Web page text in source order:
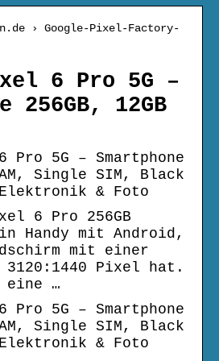
› Google-Pixel-Factory-
6 Pro 5G –
256GB, 12GB
Pro 5G – Smartphone
Single SIM, Black
& Foto
6 Pro 256GB
Handy mit Android,
mit einer
3120:1440 Pixel hat.
eine …
Pro 5G – Smartphone
Single SIM, Black
& Foto